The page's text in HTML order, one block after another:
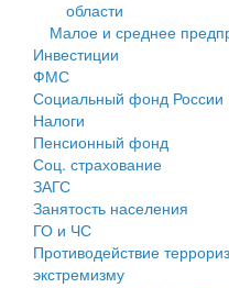
Фотоальбом
Проекты
Антимонопольный
Противодействие
среднего
Муниципальные
Контрольно-счетная
Персональные данные
Оценка регулирующего
Деятельность МУ
области
Малое и среднее
Инвестиции
ФМС
Социальный фонд России
Налоги
Пенсионный фонд
Соц. страхование
ЗАГС
Занятость населения
ГО и ЧС
Противодействие
экстремизму